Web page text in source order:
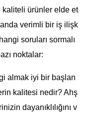
ürünler elde et
verimli bir iş ilişk
soruları sormalı
noktalar:
almak iyi bir başlan
kalitesi nedir? Ahş
dayanıklılığını v